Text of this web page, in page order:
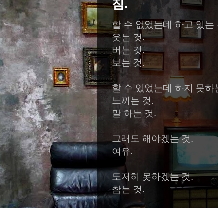
짐.
할 수 없었는데 하고 있
웃는 것.
버는 것.
보는 것.
할 수 있었는데 하지 못
느끼는 것.
말 하는 것.
그래도 해야겠는 것.
여유.
도저히 못하겠는 것.
참는 것.